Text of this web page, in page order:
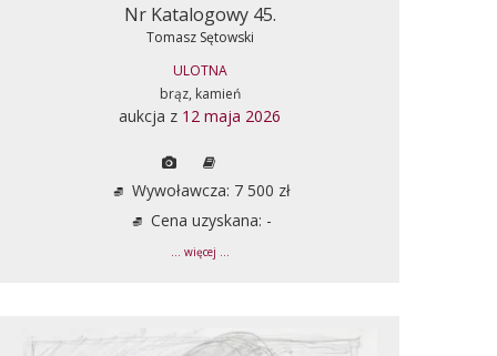
Nr Katalogowy 45.
Tomasz Sętowski
ULOTNA
brąz, kamień
aukcja z 12 maja 2026
Wywoławcza: 7 500 zł
Cena uzyskana: -
... więcej ...